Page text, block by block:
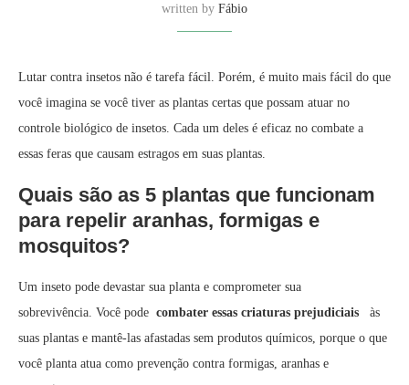
written by Fábio
Lutar contra insetos não é tarefa fácil. Porém, é muito mais fácil do que
você imagina se você tiver as plantas certas que possam atuar no
controle biológico de insetos. Cada um deles é eficaz no combate a
essas feras que causam estragos em suas plantas.
Quais são as 5 plantas que funcionam
para repelir aranhas, formigas e
mosquitos?
Um inseto pode devastar sua planta e comprometer sua
sobrevivência. Você pode combater essas criaturas prejudiciais às
suas plantas e mantê-las afastadas sem produtos químicos, porque o que
você planta atua como prevenção contra formigas, aranhas e